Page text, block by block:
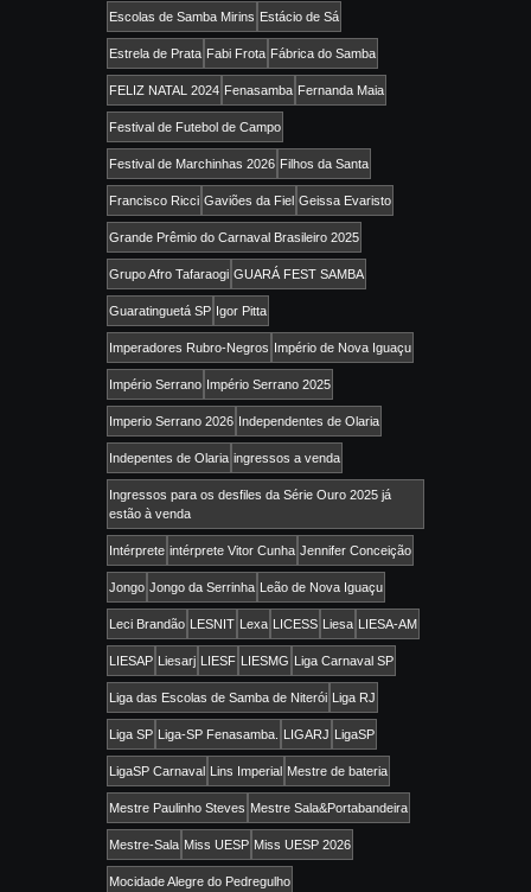
Escolas de Samba Mirins Estácio de Sá
Estrela de Prata Fabi Frota Fábrica do Samba
FELIZ NATAL 2024 Fenasamba Fernanda Maia
Festival de Futebol de Campo
Festival de Marchinhas 2026 Filhos da Santa
Francisco Ricci Gaviões da Fiel Geissa Evaristo
Grande Prêmio do Carnaval Brasileiro 2025
Grupo Afro Tafaraogi GUARÁ FEST SAMBA
Guaratinguetá SP Igor Pitta
Imperadores Rubro-Negros Império de Nova Iguaçu
Império Serrano Império Serrano 2025
Imperio Serrano 2026 Independentes de Olaria
Indepentes de Olaria ingressos a venda
Ingressos para os desfiles da Série Ouro 2025 já
estão à venda
Intérprete intérprete Vitor Cunha Jennifer Conceição
Jongo Jongo da Serrinha Leão de Nova Iguaçu
Leci Brandão LESNIT Lexa LICESS Liesa LIESA-AM
LIESAP Liesarj LIESF LIESMG Liga Carnaval SP
Liga das Escolas de Samba de Niterói Liga RJ
Liga SP Liga-SP Fenasamba. LIGARJ LigaSP
LigaSP Carnaval Lins Imperial Mestre de bateria
Mestre Paulinho Steves Mestre Sala&Portabandeira
Mestre-Sala Miss UESP Miss UESP 2026
Mocidade Alegre do Pedregulho